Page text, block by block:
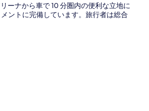
ーナから車で 10 分圏内の便利な立地に
ントに完備しています。旅行者は総合